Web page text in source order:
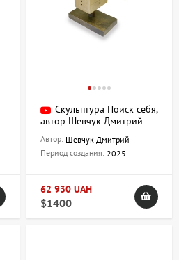
Скульптура Поиск себя,
автор Шевчук Дмитрий
Автор: Шевчук Дмитрий
Период создания: 2025
62 930 UAH
$1400